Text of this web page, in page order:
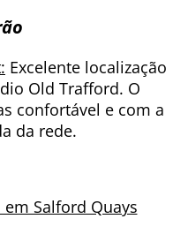
Excelente localização
Old Trafford. O
confortável e com a
da rede.
Salford Quays